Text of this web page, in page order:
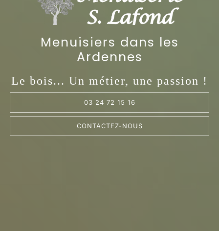
Menuisiers dans les
Ardennes
Le bois... Un métier, une passion !
03 24 72 15 16
CONTACTEZ-NOUS